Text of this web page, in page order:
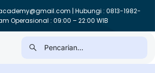
| Hubungi : 0813-1982-
Operasional : 09:00 – 22:00 WIB